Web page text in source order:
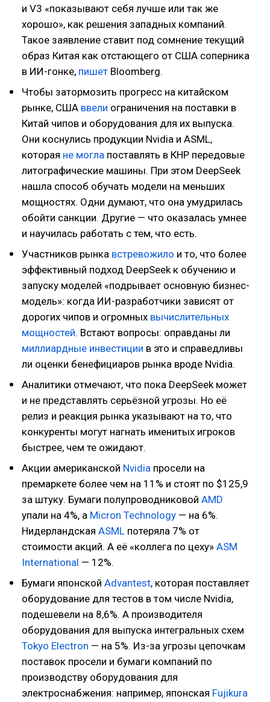
и V3 «показывают себя лучше или так же
хорошо», как решения западных компаний.
Такое заявление ставит под сомнение текущий
образ Китая как отстающего от США соперника
в ИИ-гонке, пишет Bloomberg.
Чтобы затормозить прогресс на китайском
рынке, США ввели ограничения на поставки в
Китай чипов и оборудования для их выпуска.
Они коснулись продукции Nvidia и ASML,
которая не могла поставлять в КНР передовые
литографические машины. При этом DeepSeek
нашла способ обучать модели на меньших
мощностях. Одни думают, что она умудрилась
обойти санкции. Другие — что оказалась умнее
и научилась работать с тем, что есть.
Участников рынка встревожило и то, что более
эффективный подход DeepSeek к обучению и
запуску моделей «подрывает основную бизнес-
модель»: когда ИИ-разработчики зависят от
дорогих чипов и огромных вычислительных
мощностей. Встают вопросы: оправданы ли
миллиардные инвестиции в это и справедливы
ли оценки бенефициаров рынка вроде Nvidia.
Аналитики отмечают, что пока DeepSeek может
и не представлять серьёзной угрозы. Но её
релиз и реакция рынка указывают на то, что
конкуренты могут нагнать именитых игроков
быстрее, чем те ожидают.
Акции американской Nvidia просели на
премаркете более чем на 11% и стоят по $125,9
за штуку. Бумаги полупроводниковой AMD
упали на 4%, а Micron Technology — на 6%.
Нидерландская ASML потеряла 7% от
стоимости акций. А её «коллега по цеху» ASM
International — 12%.
Бумаги японской Advantest, которая поставляет
оборудование для тестов в том числе Nvidia,
подешевели на 8,6%. А производителя
оборудования для выпуска интегральных схем
Tokyo Electron — на 5%. Из-за угрозы цепочкам
поставок просели и бумаги компаний по
производству оборудования для
электроснабжения: например, японская Fujikura